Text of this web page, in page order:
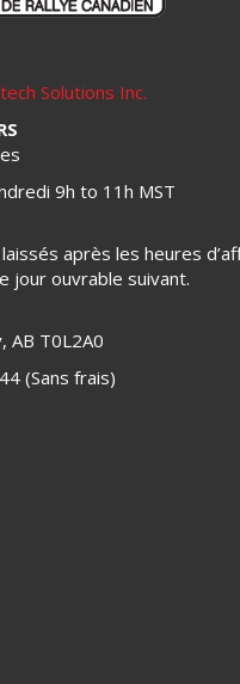
Solutions Inc.
9h to 11h MST
après les heures
jour ouvrable suivant.
AB T0L2A0
(Sans frais)